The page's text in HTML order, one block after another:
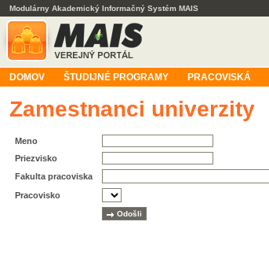
Modulárny Akademický Informačný Systém MAIS
DOMOV ŠTUDIJNÉ PROGRAMY PRACOVISKÁ
Zamestnanci univerzity
Meno
Priezvisko
Fakulta pracoviska
Pracovisko